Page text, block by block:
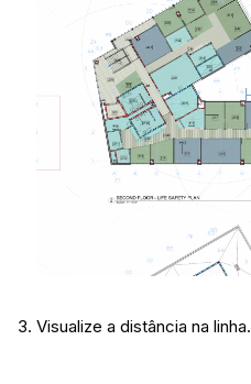
Visualize a distância na linha.